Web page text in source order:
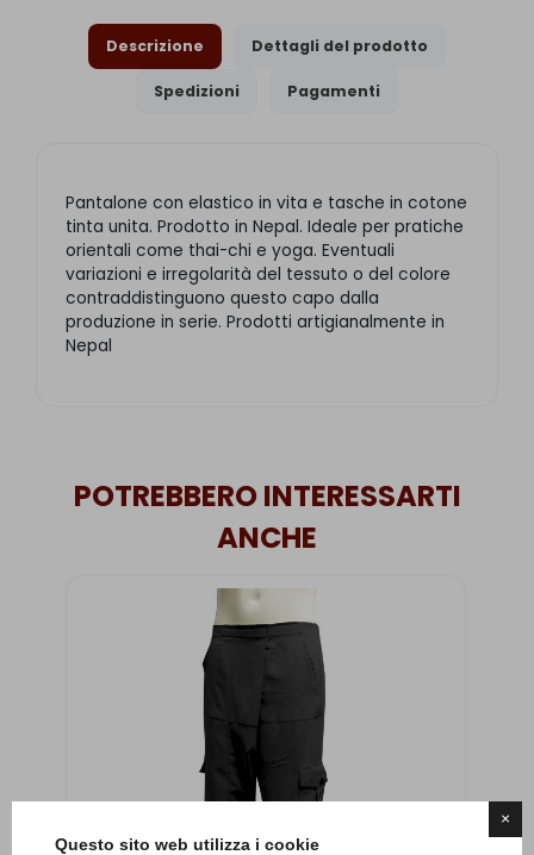
×
Questo sito web utilizza i cookie
Descrizione Dettagli del prodotto
Spedizioni Pagamenti
Pantalone con elastico in vita e tasche in cotone
tinta unita. Prodotto in Nepal. Ideale per pratiche
orientali come thai-chi e yoga. Eventuali
variazioni e irregolarità del tessuto o del colore
contraddistinguono questo capo dalla
produzione in serie. Prodotti artigianalmente in
Nepal
POTREBBERO INTERESSARTI
ANCHE